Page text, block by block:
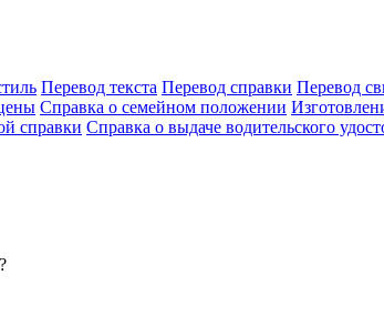
Перевод текста Перевод справки Перевод
Справка о семейном положении
справки Справка о выдаче водительского